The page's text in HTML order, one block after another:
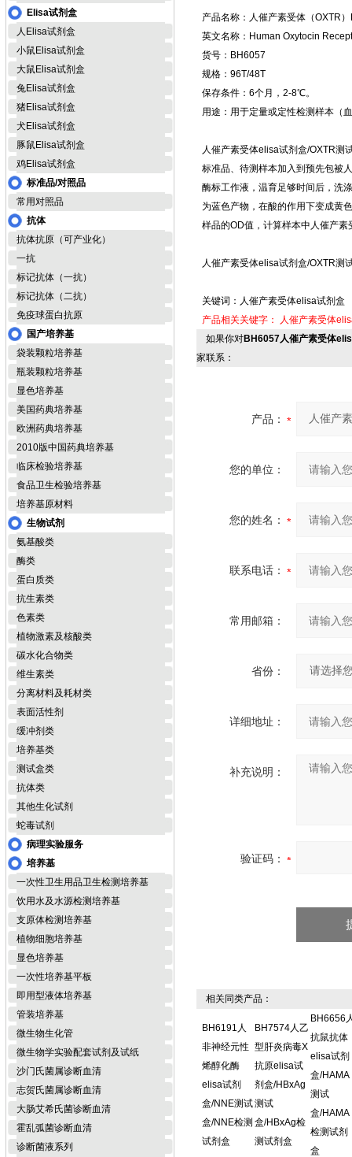
Elisa试剂盒
人Elisa试剂盒
小鼠Elisa试剂盒
大鼠Elisa试剂盒
兔Elisa试剂盒
猪Elisa试剂盒
犬Elisa试剂盒
豚鼠Elisa试剂盒
鸡Elisa试剂盒
标准品/对照品
常用对照品
抗体
抗体抗原（可产业化）
一抗
标记抗体（一抗）
标记抗体（二抗）
免疫球蛋白抗原
国产培养基
袋装颗粒培养基
瓶装颗粒培养基
显色培养基
美国药典培养基
欧洲药典培养基
2010版中国药典培养基
临床检验培养基
食品卫生检验培养基
培养基原材料
生物试剂
氨基酸类
酶类
蛋白质类
抗生素类
色素类
植物激素及核酸类
碳水化合物类
维生素类
分离材料及耗材类
表面活性剂
缓冲剂类
培养基类
测试盒类
抗体类
其他生化试剂
蛇毒试剂
病理实验服务
培养基
一次性卫生用品卫生检测培养基
饮用水及水源检测培养基
支原体检测培养基
植物细胞培养基
显色培养基
一次性培养基平板
即用型液体培养基
管装培养基
微生物生化管
微生物学实验配套试剂及试纸
沙门氏菌属诊断血清
志贺氏菌属诊断血清
大肠艾希氏菌诊断血清
霍乱弧菌诊断血清
诊断菌液系列
产品名称：人催产素受体（OXTR
英文名称：Human Oxytocin
货号：BH6057
规格：96T/48T
保存条件：6个月，2-8℃。
用途：用于定量或定性检测样本（
人催产素受体elisa试剂盒/OXTR测
标准品、待测样本加入到预先包被
酶标工作液，温育足够时间后，洗
为蓝色产物，在酸的作用下变成黄
样品的OD值，计算样本中人催产素
人催产素受体elisa试剂盒/OXTR测
关键词：人催产素受体elisa试剂盒
产品相关关键字：
人催产素受体
如果你对BH6057人催产素受体
家联系：
产品：
您的单位：
您的姓名：
联系电话：
常用邮箱：
省份：
详细地址：
补充说明：
验证码：
相关同类产品：
BH6191人
非神经元性
烯醇化酶
elisa试剂
盒/NNE测试
盒/NNE检测
试剂盒
BH7574人乙
型肝炎病毒X
抗原elisa试
剂盒/HBxAg
测试
盒/HBxAg检
测试剂盒
BH6656
抗鼠抗体
elisa试剂
盒/HAMA
测试
盒/HAMA
检测试剂
盒